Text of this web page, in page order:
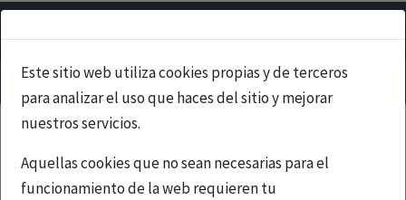
Este sitio web utiliza cookies propias y de terceros
para analizar el uso que haces del sitio y mejorar
nuestros servicios.
Aquellas cookies que no sean necesarias para el
funcionamiento de la web requieren tu